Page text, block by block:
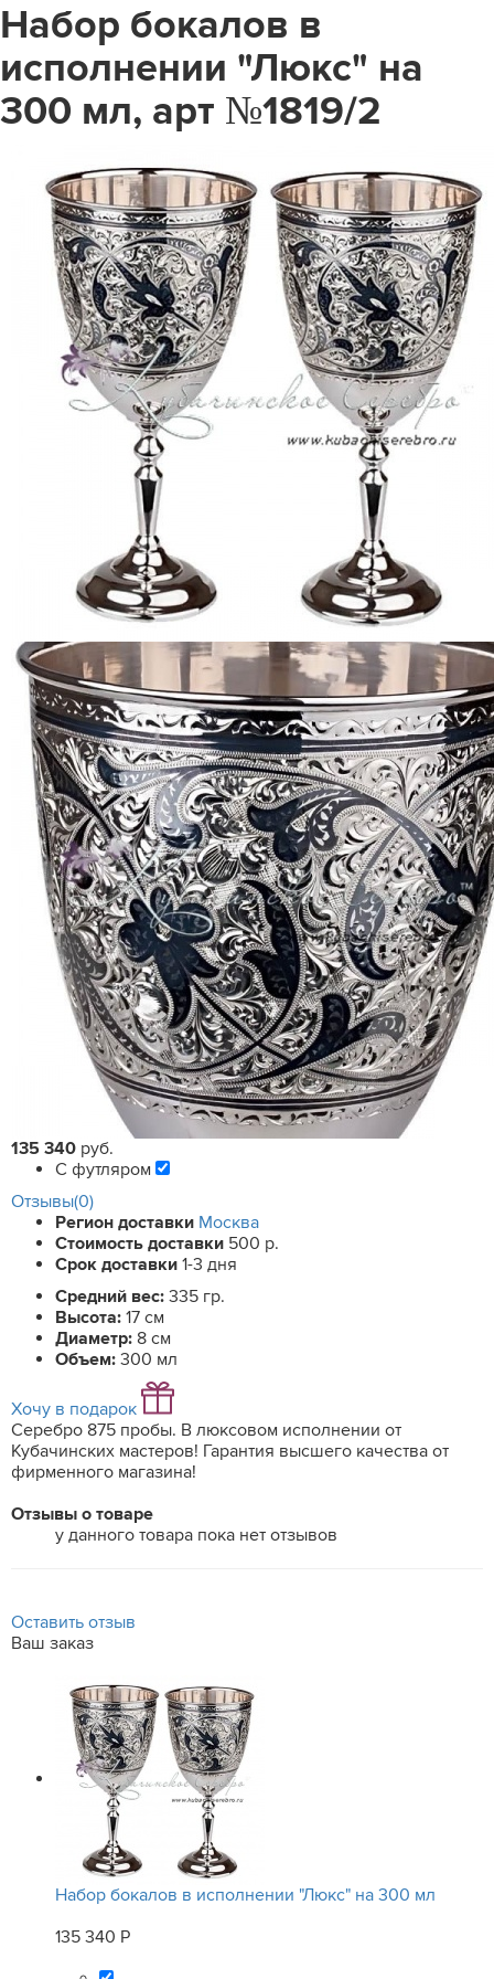
Набор бокалов в
исполнении "Люкс" на
300 мл, арт №1819/2
135 340 руб.
С футляром
Отзывы(0)
Регион доставки Москва
Стоимость доставки 500 р.
Срок доставки 1-3 дня
Средний вес: 335 гр.
Высота: 17 см
Диаметр: 8 см
Объем: 300 мл
Хочу в подарок
Серебро 875 пробы. В люксовом исполнении от
Кубачинских мастеров! Гарантия высшего качества от
фирменного магазина!
Отзывы о товаре
у данного товара пока нет отзывов
Оставить отзыв
Ваш заказ
Набор бокалов в исполнении "Люкс" на 300 мл
135 340 Р